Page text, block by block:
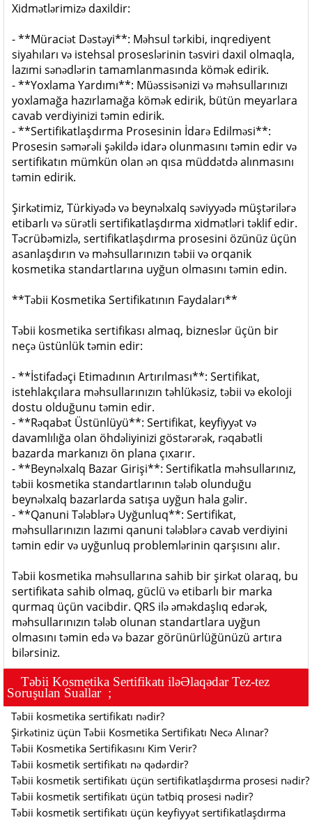
Xidmətlərimizə daxildir:
- **Müraciət Dəstəyi**: Məhsul tərkibi, inqrediyent
siyahıları və istehsal proseslərinin təsviri daxil olmaqla,
lazımi sənədlərin tamamlanmasında kömək edirik.
- **Yoxlama Yardımı**: Müəssisənizi və məhsullarınızı
yoxlamağa hazırlamağa kömək edirik, bütün meyarlara
cavab verdiyinizi təmin edirik.
- **Sertifikatlaşdırma Prosesinin İdarə Edilməsi**:
Prosesin səmərəli şəkildə idarə olunmasını təmin edir və
sertifikatın mümkün olan ən qısa müddətdə alınmasını
təmin edirik.
Şirkətimiz, Türkiyədə və beynəlxalq səviyyədə müştərilərə
etibarlı və sürətli sertifikatlaşdırma xidmətləri təklif edir.
Təcrübəmizlə, sertifikatlaşdırma prosesini özünüz üçün
asanlaşdırın və məhsullarınızın təbii və orqanik
kosmetika standartlarına uyğun olmasını təmin edin.
**Təbii Kosmetika Sertifikatının Faydaları**
Təbii kosmetika sertifikası almaq, bizneslər üçün bir
neçə üstünlük təmin edir:
- **İstifadəçi Etimadının Artırılması**: Sertifikat,
istehlakçılara məhsullarınızın təhlükəsiz, təbii və ekoloji
dostu olduğunu təmin edir.
- **Rəqabət Üstünlüyü**: Sertifikat, keyfiyyət və
davamlılığa olan öhdəliyinizi göstərərək, rəqabətli
bazarda markanızı ön plana çıxarır.
- **Beynəlxalq Bazar Girişi**: Sertifikatla məhsullarınız,
təbii kosmetika standartlarının tələb olunduğu
beynəlxalq bazarlarda satışa uyğun hala gəlir.
- **Qanuni Tələblərə Uyğunluq**: Sertifikat,
məhsullarınızın lazımi qanuni tələblərə cavab verdiyini
təmin edir və uyğunluq problemlərinin qarşısını alır.
Təbii kosmetika məhsullarına sahib bir şirkət olaraq, bu
sertifikata sahib olmaq, güclü və etibarlı bir marka
qurmaq üçün vacibdir. QRS ilə əməkdaşlıq edərək,
məhsullarınızın tələb olunan standartlara uyğun
olmasını təmin edə və bazar görünürlüğünüzü artıra
bilərsiniz.
Təbii Kosmetika Sertifikatı iləƏlaqədar Tez-tez
Soruşulan Suallar ;
Təbii kosmetika sertifikatı nədir?
Şirkətiniz üçün Təbii Kosmetika Sertifikatı Necə Alınar?
Təbii Kosmetika Sertifikasını Kim Verir?
Təbii kosmetik sertifikatı nə qədərdir?
Təbii kosmetik sertifikatı üçün sertifikatlaşdırma prosesi nədir?
Təbii kosmetik sertifikatı üçün tətbiq prosesi nədir?
Təbii kosmetik sertifikatı üçün keyfiyyət sertifikatlaşdırma